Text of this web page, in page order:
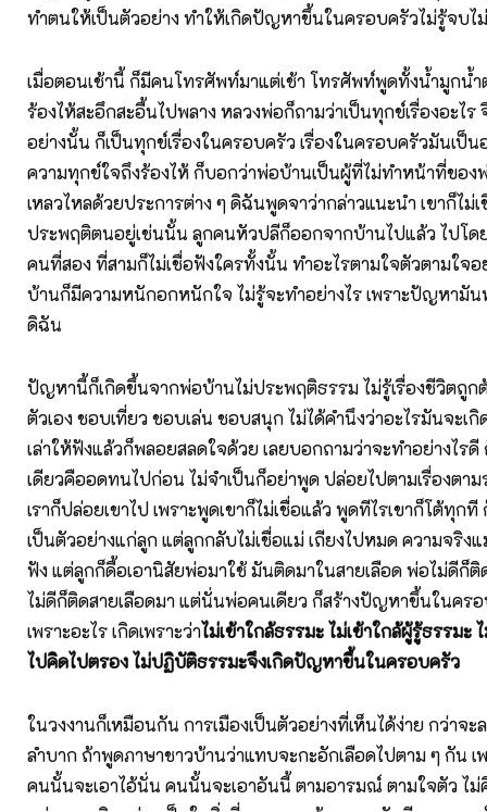
ทำตนให้เป็นตัวอย่าง ทำให้เกิดปัญหาขึ้นในครอบครัวไม่รู้จบไ
เมื่อตอนเช้านี้ ก็มีคนโทรศัพท์มาแต่เช้า โทรศัพท์พูดทั้งน้ำมูกน้ำ
ร้องไห้สะอึกสะอื้นไปพลาง หลวงพ่อก็ถามว่าเป็นทุกข์เรื่องอะไร
อย่างนั้น ก็เป็นทุกข์เรื่องในครอบครัว เรื่องในครอบครัวมันเป็น
ความทุกข์ใจถึงร้องไห้ ก็บอกว่าพ่อบ้านเป็นผู้ที่ไม่ทำหน้าที่ขอ
เหลวไหลด้วยประการต่าง ๆ ดิฉันพูดจาว่ากล่าวแนะนำ เขาก็ไม่
ประพฤติตนอยู่เช่นนั้น ลูกคนหัวปลีก็ออกจากบ้านไปแล้ว ไปโด
คนที่สอง ที่สามก็ไม่เชื่อฟังใครทั้งนั้น ทำอะไรตามใจตัวตามใจ
บ้านก็มีความหนักอกหนักใจ ไม่รู้จะทำอย่างไร เพราะปัญหามั
ดิฉัน
ปัญหานี้ก็เกิดขึ้นจากพ่อบ้านไม่ประพฤติธรรม ไม่รู้เรื่องชีวิตถูก
ตัวเอง ชอบเที่ยว ชอบเล่น ชอบสนุก ไม่ได้คำนึงว่าอะไรมันจะเ
เล่าให้ฟังแล้วก็พลอยสลดใจด้วย เลยบอกถามว่าจะทำอย่างไร
เดียวคืออดทนไปก่อน ไม่จำเป็นก็อย่าพูด ปล่อยไปตามเรื่องตาม
เราก็ปล่อยเขาไป เพราะพูดเขาก็ไม่เชื่อแล้ว พูดทีไรเขาก็โต้ทุก
เป็นตัวอย่างแก่ลูก แต่ลูกกลับไม่เชื่อแม่ เถียงไปหมด ความจริง
ฟัง แต่ลูกก็ดื้อเอานิสัยพ่อมาใช้ มันติดมาในสายเลือด พ่อไม่ดีก็ติ
ไม่ดีก็ติดสายเลือดมา แต่นั่นพ่อคนเดียว ก็สร้างปัญหาขึ้นในคร
เพราะอะไร เกิดเพราะว่าไม่เข้าใกล้ธรรมะ ไม่เข้าใกล้ผู้รู้ธรรมะ
ไปคิดไปตรอง ไม่ปฏิบัติธรรมะจึงเกิดปัญหาขึ้นในครอบครัว
ในวงงานก็เหมือนกัน การเมืองเป็นตัวอย่างที่เห็นได้ง่าย กว่าจ
ลำบาก ถ้าพูดภาษาชาวบ้านว่าแทบจะกะอักเลือดไปตาม ๆ กัน เ
คนนั้นจะเอาไอ้นั่น คนนั้นจะเอาอันนี้ ตามอารมณ์ ตามใจตัว ไ